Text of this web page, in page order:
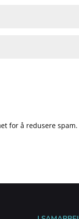
for å redusere spam.